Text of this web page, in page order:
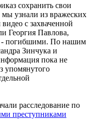
сохранить свои
узнали из вражеских
с захваченной
Георгия Павлова,
- погибшими. По нашим
Зинчука и
пока не
упомянутого
расследование по
преступниками